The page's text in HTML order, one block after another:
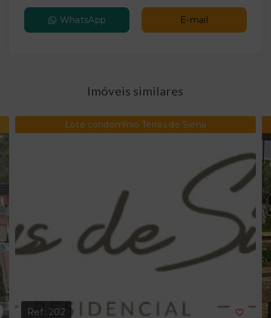
WhatsApp E-mail
Imóveis similares
Lote condomínio Terras de Siena
Ref.:202